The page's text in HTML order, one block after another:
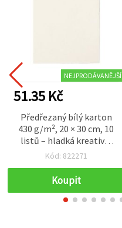
NEJPRODÁVANĚJŠÍ
51.35 Kč
Předřezaný bílý karton
430 g/m², 20 × 30 cm, 10
listů – hladká kreativní
čtvrtka pro scrapbooking,
modelářství
Kód: 822271
Koupit